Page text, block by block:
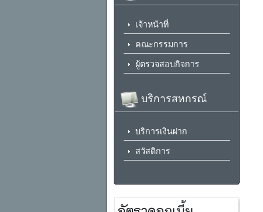
เจ้าหน้าที่
คณะกรรมการ
ผู้ตรวจสอบกิจการ
บริการสหกรณ์
บริการเงินฝาก
สวัสดิการ